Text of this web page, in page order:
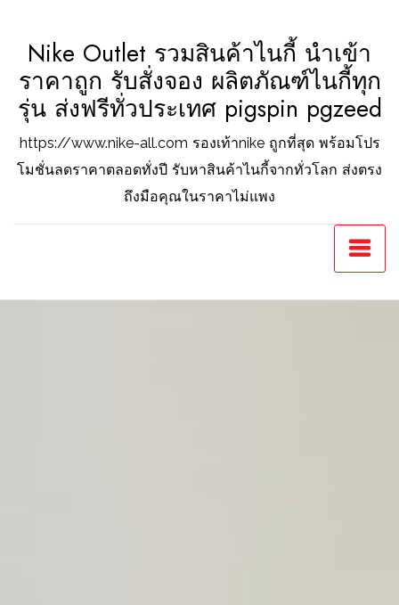
contentNike Outlet รวมสินค้าไนกี้ นำเข้า
ราคาถูก รับสั่งจอง ผลิตภัณฑ์ไนกี้ทุก
รุ่น ส่งฟรีทั่วประเทศ pigspin pgzeed
https://www.nike-all.com รองเท้าnike ถูกที่สุด พร้อมโปร
โมชั่นลดราคาตลอดทั่งปี รับหาสินค้าไนกี้จากทั่วโลก ส่งตรง
ถึงมือคุณในราคาไม่แพง